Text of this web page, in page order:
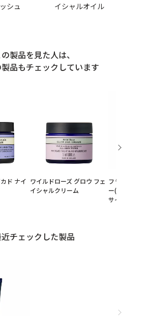
シュ
イシャルオイル
製品を見た人は、
品もチェックしています
ド ナイ ワイルドローズ グロウ フェ
イシャルクリーム
フランキンセ
ー(高機能化
サイズ プレ
チェックした製品